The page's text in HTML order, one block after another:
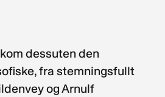
dessuten den
fra stemningsfullt
og Arnulf